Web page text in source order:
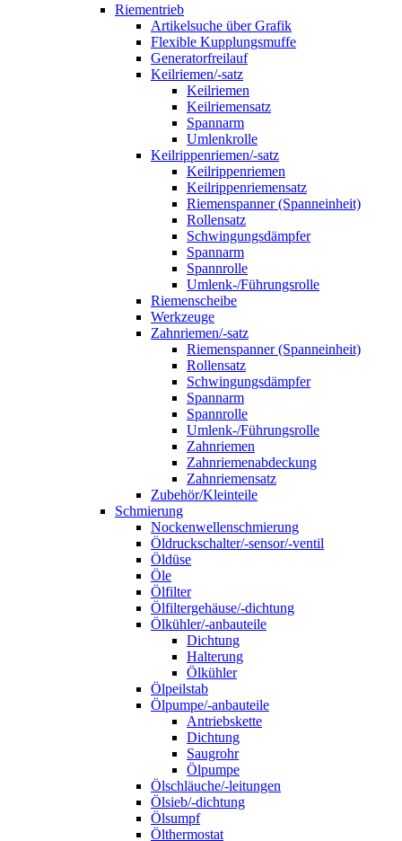
Riementrieb
Artikelsuche über Grafik
Flexible Kupplungsmuffe
Generatorfreilauf
Keilriemen/-satz
Keilriemen
Keilriemensatz
Spannarm
Umlenkrolle
Keilrippenriemen/-satz
Keilrippenriemen
Keilrippenriemensatz
Riemenspanner (Spanneinheit)
Rollensatz
Schwingungsdämpfer
Spannarm
Spannrolle
Umlenk-/Führungsrolle
Riemenscheibe
Werkzeuge
Zahnriemen/-satz
Riemenspanner (Spanneinheit)
Rollensatz
Schwingungsdämpfer
Spannarm
Spannrolle
Umlenk-/Führungsrolle
Zahnriemen
Zahnriemenabdeckung
Zahnriemensatz
Zubehör/Kleinteile
Schmierung
Nockenwellenschmierung
Öldruckschalter/-sensor/-ventil
Öldüse
Öle
Ölfilter
Ölfiltergehäuse/-dichtung
Ölkühler/-anbauteile
Dichtung
Halterung
Ölkühler
Ölpeilstab
Ölpumpe/-anbauteile
Antriebskette
Dichtung
Saugrohr
Ölpumpe
Ölschläuche/-leitungen
Ölsieb/-dichtung
Ölsumpf
Ölthermostat